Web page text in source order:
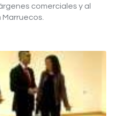
comerciales y al